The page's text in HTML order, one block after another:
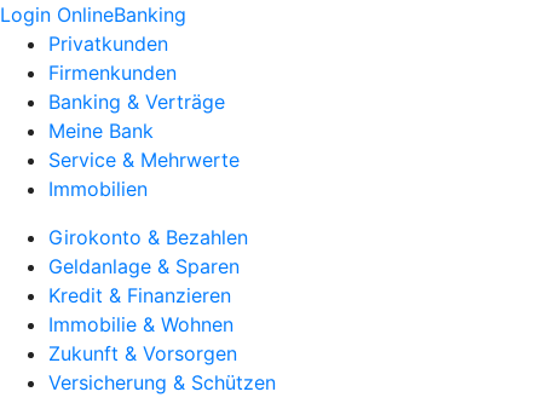
Login OnlineBanking
Privatkunden
Firmenkunden
Banking & Verträge
Meine Bank
Service & Mehrwerte
Immobilien
Girokonto & Bezahlen
Geldanlage & Sparen
Kredit & Finanzieren
Immobilie & Wohnen
Zukunft & Vorsorgen
Versicherung & Schützen